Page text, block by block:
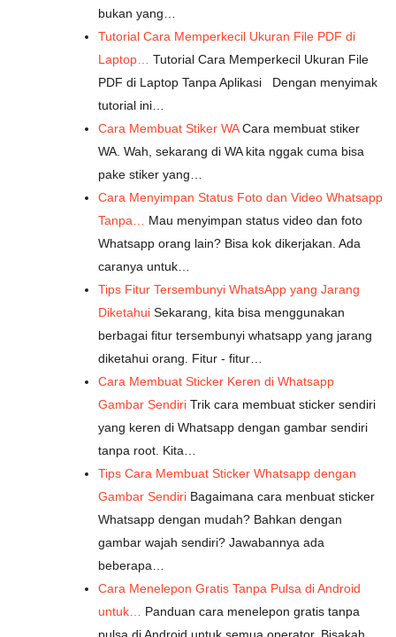
bukan yang…
Tutorial Cara Memperkecil Ukuran File PDF di
Laptop…
Tutorial Cara Memperkecil Ukuran File
PDF di Laptop Tanpa Aplikasi Dengan menyimak
tutorial ini…
Cara Membuat Stiker WACara membuat stiker
WA. Wah, sekarang di WA kita nggak cuma bisa
pake stiker yang…
Cara Menyimpan Status Foto dan Video Whatsapp
Tanpa…
Mau menyimpan status video dan foto
Whatsapp orang lain? Bisa kok dikerjakan. Ada
caranya untuk…
Tips Fitur Tersembunyi WhatsApp yang Jarang
Diketahui Sekarang, kita bisa menggunakan
berbagai fitur tersembunyi whatsapp yang jarang
diketahui orang. Fitur - fitur…
Cara Membuat Sticker Keren di Whatsapp
Gambar Sendiri Trik cara membuat sticker sendiri
yang keren di Whatsapp dengan gambar sendiri
tanpa root. Kita…
Tips Cara Membuat Sticker Whatsapp dengan
Gambar Sendiri Bagaimana cara menbuat sticker
Whatsapp dengan mudah? Bahkan dengan
gambar wajah sendiri? Jawabannya ada
beberapa…
Cara Menelepon Gratis Tanpa Pulsa di Android
untuk…
Panduan cara menelepon gratis tanpa